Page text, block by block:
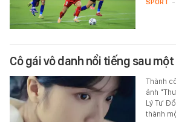
SPORT -
Cô gái vô danh nổi tiếng sau
Thành
ảnh
Lý Tư
thành